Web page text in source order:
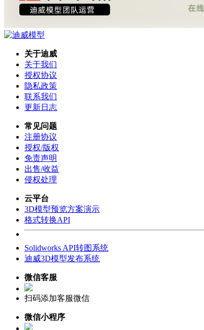
关于迪威
关于我们
授权协议
隐私政策
联系我们
更新日志
常见问题
注册协议
授权/版权
免责声明
出售/收益
侵权处理
云平台
3D模型预览方案演示
格式转换API
Solidworks API转图系统
迪威3D模型发布系统
微信客服
扫码添加客服微信
微信小程序